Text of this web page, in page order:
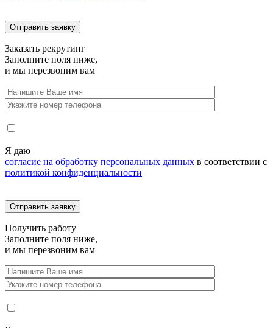
Заказать рекрутинг
Заполните поля ниже,
и мы перезвоним вам
Я даю
согласие на обработку персональных данных в соответствии с
политикой конфиденциальности
Получить работу
Заполните поля ниже,
и мы перезвоним вам